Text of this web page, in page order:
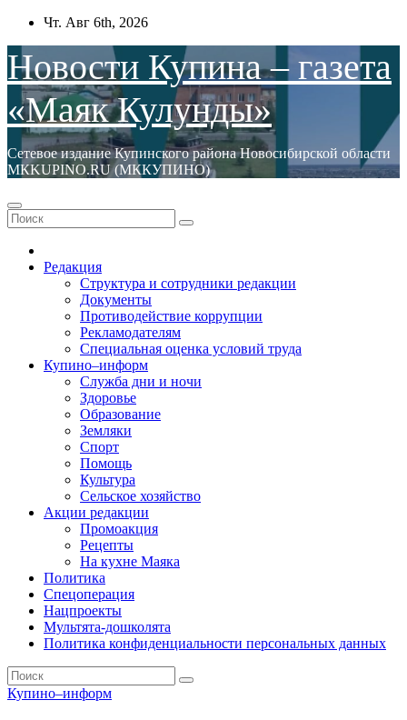
Перейти
содержимому
Чт. Авг 6th, 2026
Новости Купина – газета
«Маяк Кулунды»
Сетевое издание Купинского района Новосибирской области
МКKUPINO.RU (МККУПИНО)
Редакция
Структура и сотрудники редакции
Документы
Противодействие коррупции
Рекламодателям
Специальная оценка условий труда
Купино–информ
Служба дни и ночи
Здоровье
Образование
Земляки
Спорт
Помощь
Культура
Сельское хозяйство
Акции редакции
Промоакция
Рецепты
На кухне Маяка
Политика
Спецоперация
Нацпроекты
Мультята-дошколята
Политика конфиденциальности персональных данных
Купино–информ